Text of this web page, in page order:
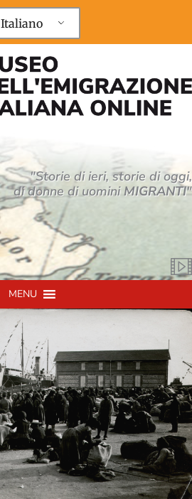
Italiano
"Storie di ieri, storie di oggi,
di donne di uominiMIGRANTI"
MENU